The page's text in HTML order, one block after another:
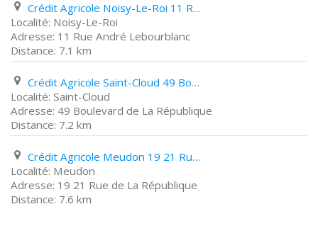
Crédit Agricole Noisy-Le-Roi 11 Rue André Lebourblanc
Noisy-Le-Roi
11 Rue André Lebourblanc
7.1 km
Crédit Agricole Saint-Cloud 49 Boulevard de La République
Saint-Cloud
49 Boulevard de La République
7.2 km
Crédit Agricole Meudon 19 21 Rue de La République
Meudon
19 21 Rue de La République
7.6 km